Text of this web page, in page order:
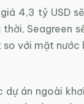
4,3 tỷ USD
Seagreen
với mặt nước
án ngoài